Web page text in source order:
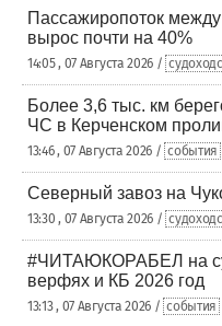
Пассажиропоток
вырос почти на 40%
14:05 , 07 Августа 2026 /
Более 3,6 тыс. км
ЧС в Керченском
13:46 , 07 Августа 2026 / события
Северный завоз на
13:30 , 07 Августа 2026 /
#ЧИТАЮКОРАБЕЛ на
верфях и КБ 2026 год
13:13 , 07 Августа 2026 / события